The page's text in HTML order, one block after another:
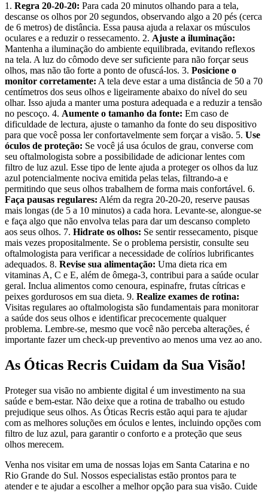
1. Regra 20-20-20: Para cada 20 minutos olhando para a tela,
descanse os olhos por 20 segundos, observando algo a 20 pés (cerca
de 6 metros) de distância. Essa pausa ajuda a relaxar os músculos
oculares e a reduzir o ressecamento. 2. Ajuste a iluminação:
Mantenha a iluminação do ambiente equilibrada, evitando reflexos
na tela. A luz do cômodo deve ser suficiente para não forçar seus
olhos, mas não tão forte a ponto de ofuscá-los. 3. Posicione o
monitor corretamente: A tela deve estar a uma distância de 50 a 70
centímetros dos seus olhos e ligeiramente abaixo do nível do seu
olhar. Isso ajuda a manter uma postura adequada e a reduzir a tensão
no pescoço. 4. Aumente o tamanho da fonte: Em caso de
dificuldade de lectura, ajuste o tamanho da fonte do seu dispositivo
para que você possa ler confortavelmente sem forçar a visão. 5. Use
óculos de proteção: Se você já usa óculos de grau, converse com
seu oftalmologista sobre a possibilidade de adicionar lentes com
filtro de luz azul. Esse tipo de lente ajuda a proteger os olhos da luz
azul potencialmente nociva emitida pelas telas, filtrando-a e
permitindo que seus olhos trabalhem de forma mais confortável. 6.
Faça pausas regulares: Além da regra 20-20-20, reserve pausas
mais longas (de 5 a 10 minutos) a cada hora. Levante-se, alongue-se
e faça algo que não envolva telas para dar um descanso completo
aos seus olhos. 7. Hidrate os olhos: Se sentir ressecamento, pisque
mais vezes propositalmente. Se o problema persistir, consulte seu
oftalmologista para verificar a necessidade de colírios lubrificantes
adequados. 8. Revise sua alimentação: Uma dieta rica em
vitaminas A, C e E, além de ômega-3, contribui para a saúde ocular
geral. Inclua alimentos como cenoura, espinafre, frutas cítricas e
peixes gordurosos em sua dieta. 9. Realize exames de rotina:
Visitas regulares ao oftalmologista são fundamentais para monitorar
a saúde dos seus olhos e identificar precocemente qualquer
problema. Lembre-se, mesmo que você não perceba alterações, é
importante fazer um check-up preventivo ao menos uma vez ao ano.
As Óticas Recris Cuidam da Sua Visão!
Proteger sua visão no ambiente digital é um investimento na sua
saúde e bem-estar. Não deixe que a rotina de trabalho ou estudo
prejudique seus olhos. As Óticas Recris estão aqui para te ajudar
com as melhores soluções em óculos e lentes, incluindo opções com
filtro de luz azul, para garantir o conforto e a proteção que seus
olhos merecem.
Venha nos visitar em uma de nossas lojas em Santa Catarina e no
Rio Grande do Sul. Nossos especialistas estão prontos para te
atender e te ajudar a escolher a melhor opção para sua visão. Cuide